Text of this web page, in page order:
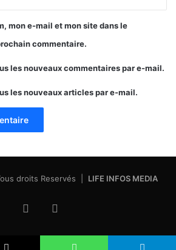
mon e-mail et mon site dans le
commentaire.
les nouveaux commentaires par e-mail.
les nouveaux articles par e-mail.
droits Reservés | LIFE INFOS MEDIA
Facebook